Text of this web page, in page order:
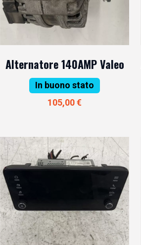
Alternatore 140AMP Valeo
In buono stato
105,00 €